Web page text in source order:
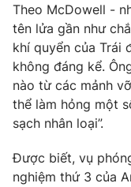
Hitech Công nghệ
Sản phẩm
Thị trường
Tư vấn
Giao lưu trực
Lịch phát sóng
Chuyên mục khác
Emagazine
Theo McDowell -
tên lửa gần như
khí quyển của Trái
không đáng kể.
nào từ các mảnh
thể làm hỏng một
sạch nhân loại”.
Được biết, vụ
nghiệm thứ 3 của